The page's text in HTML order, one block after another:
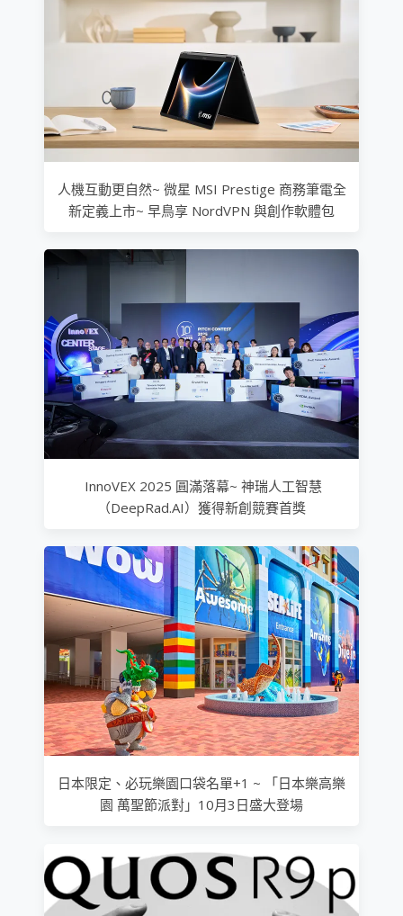
人機互動更自然~ 微星 MSI Prestige 商務筆電全
新定義上市~ 早鳥享 NordVPN 與創作軟體包
InnoVEX 2025 圓滿落幕~ 神瑞人工智慧
（DeepRad.AI）獲得新創競賽首獎
日本限定、必玩樂園口袋名單+1 ~ 「日本樂高樂
園 萬聖節派對」10月3日盛大登場